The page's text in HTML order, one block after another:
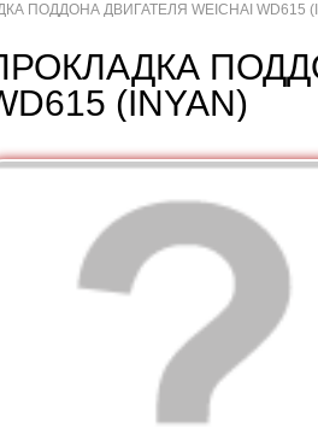
ПОДДОНА ДВИГАТЕЛЯ WEICHAI WD615
(INYAN)